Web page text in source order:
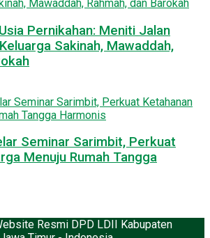
Pernikahan: Meniti Jalan
Sakinah, Mawaddah,
Seminar Sarimbit, Perkuat
Menuju Rumah Tangga
Resmi DPD LDII Kabupaten